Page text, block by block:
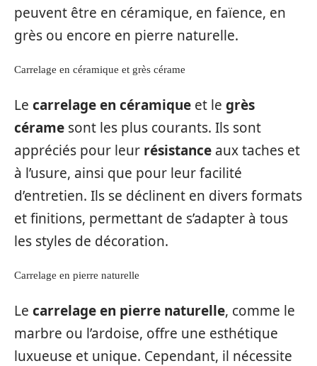
peuvent être en céramique, en faïence, en
grès ou encore en pierre naturelle.
Carrelage en céramique et grès cérame
Le carrelage en céramique et le grès
cérame sont les plus courants. Ils sont
appréciés pour leur résistance aux taches et
à l’usure, ainsi que pour leur facilité
d’entretien. Ils se déclinent en divers formats
et finitions, permettant de s’adapter à tous
les styles de décoration.
Carrelage en pierre naturelle
Le carrelage en pierre naturelle, comme le
marbre ou l’ardoise, offre une esthétique
luxueuse et unique. Cependant, il nécessite